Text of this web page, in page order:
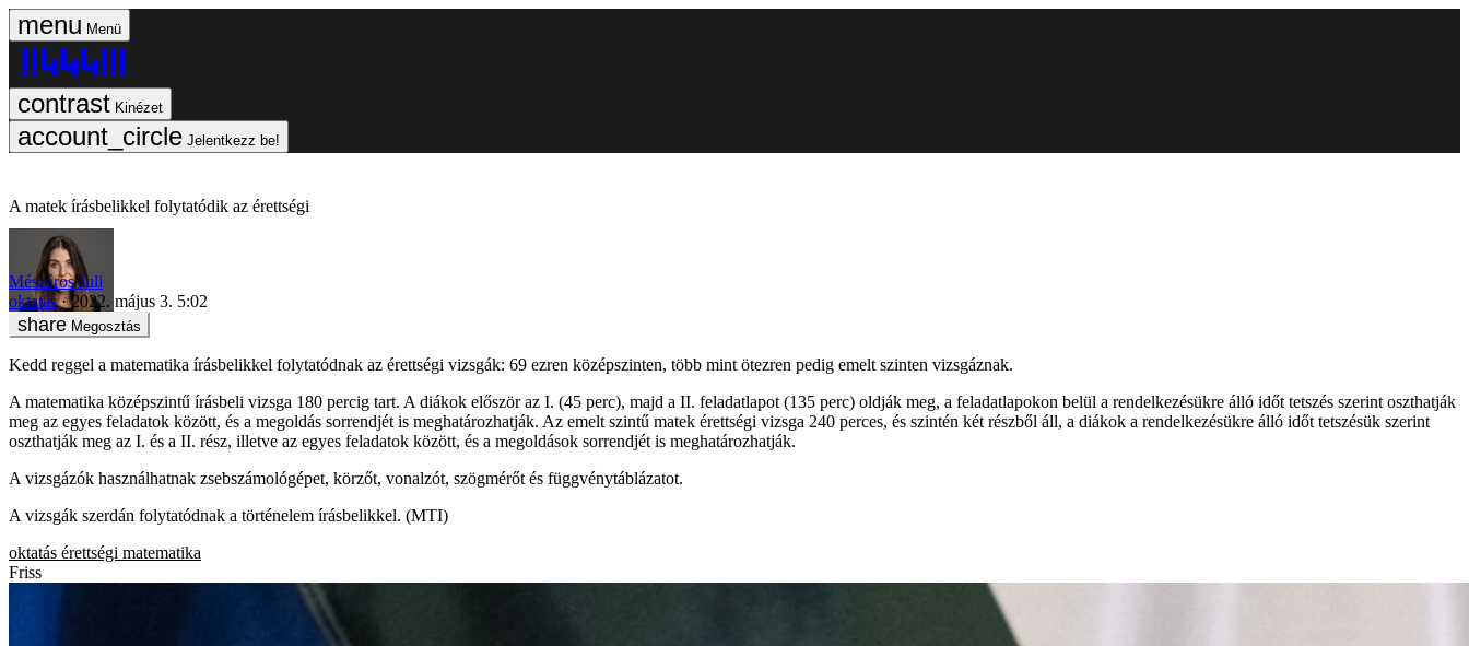
Menü
Kinézet
Jelentkezz be!
A matek írásbelikkel folytatódik az érettségi
Mészáros Juli
oktatás
2022. május 3. 5:02
Megosztás
Kedd reggel a matematika írásbelikkel folytatódnak az érettségi vizsgák: 69 ezren középszinten, több mint ötezren pedig emelt szinten vizsgáznak.
A matematika középszintű írásbeli vizsga 180 percig tart. A diákok először az I. (45 perc), majd a II. feladatlapot (135 perc) oldják meg, a feladatlapokon belül a rendelkezésükre álló időt tetszés szerint oszthatják
meg az egyes feladatok között, és a megoldás sorrendjét is meghatározhatják. Az emelt szintű matek érettségi vizsga 240 perces, és szintén két részből áll, a diákok a rendelkezésükre álló időt tetszésük szerint
oszthatják meg az I. és a II. rész, illetve az egyes feladatok között, és a megoldások sorrendjét is meghatározhatják.
A vizsgázók használhatnak zsebszámológépet, körzőt, vonalzót, szögmérőt és függvénytáblázatot.
A vizsgák szerdán folytatódnak a történelem írásbelikkel. (MTI)
oktatás érettségi matematika
Friss